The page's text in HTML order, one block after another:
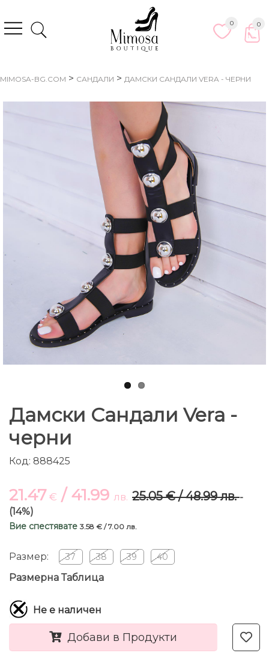
0
0
MIMOSA-BG.COM > САНДАЛИ > ДАМСКИ САНДАЛИ VERA - ЧЕРНИ
Дамски Сандали Vera -
черни
Код: 888425
21.47 € / 41.99 лв. 25.05 € / 48.99 лв.-
(14%)
Вие спестявате 3.58 € / 7.00 лв.
Размер: 37 38 39 40
Размерна Таблица
Не е наличен
Добави в Продукти